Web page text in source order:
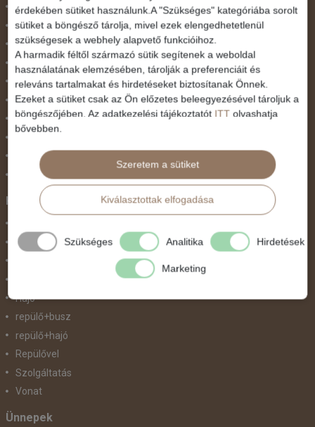
Észak-Amerika
Észak-Európa
Hajóutak
Kelet-Európa
Közel-Kelet
Közép-Amerika
Közép-Európa
Nyugat-Európa
Világ körüli körutazás
Közlekedés
busz+hajó
Hajó
repülő+busz
repülő+hajó
Repülővel
Szolgáltatás
Vonat
Ünnepek
érdekében sütiket használunk.A "Szükséges" kategóriába sorolt
sütiket a böngésző tárolja, mivel ezek elengedhetetlenül
szükségesek a webhely alapvető funkcióihoz.
A harmadik féltől származó sütik segítenek a weboldal
használatának elemzésében, tárolják a preferenciáit és
releváns tartalmakat és hirdetéseket biztosítanak Önnek.
Ezeket a sütiket csak az Ön előzetes beleegyezésével tároljuk a
böngészőjében. Az adatkezelési tájékoztatót ITT olvashatja
bővebben.
Szeretem a sütiket
Kiválasztottak elfogadása
Szükséges Analitika Hirdetések
Marketing